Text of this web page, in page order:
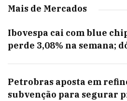
Mais de Mercados
Ibovespa cai com blue
perde 3,08% na semana;
Petrobras aposta em
subvenção para segurar